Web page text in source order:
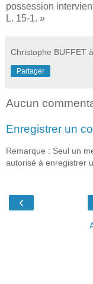
possession
L. 15-1. »
Christophe BUFFET à
Partager
Aucun
Enregistrer un
Remarque : Seul un
autorisé à enregistrer
‹